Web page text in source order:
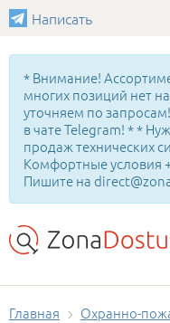
Написать
* Внимание!
многих позиций нет
уточняем по
в чате Telegram! * *
продаж технических
Комфортные условия
Пишите на
Главная
Охранно-